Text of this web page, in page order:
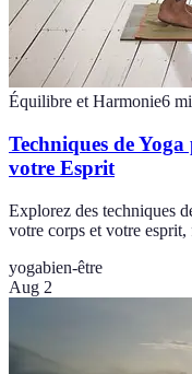
Équilibre et Harmonie6
Techniques de
votre Esprit
Explorez des techniques
votre corps et votre
yogabien-être
Aug 2